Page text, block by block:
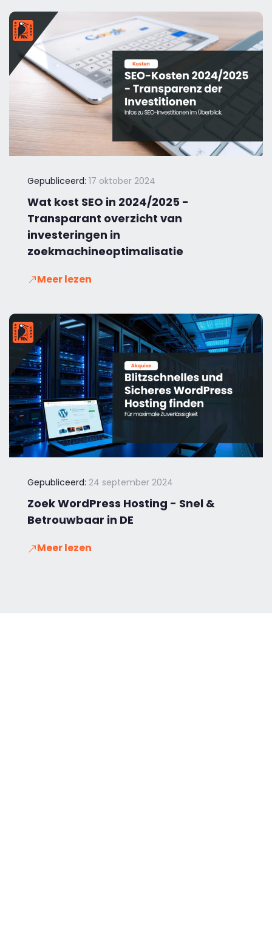
Gepubliceerd: 17 oktober 2024
Wat kost SEO in 2024/2025 -
Transparant overzicht van
investeringen in
zoekmachineoptimalisatie
Meer lezen
Gepubliceerd: 24 september 2024
Zoek WordPress Hosting - Snel &
Betrouwbaar in DE
Meer lezen